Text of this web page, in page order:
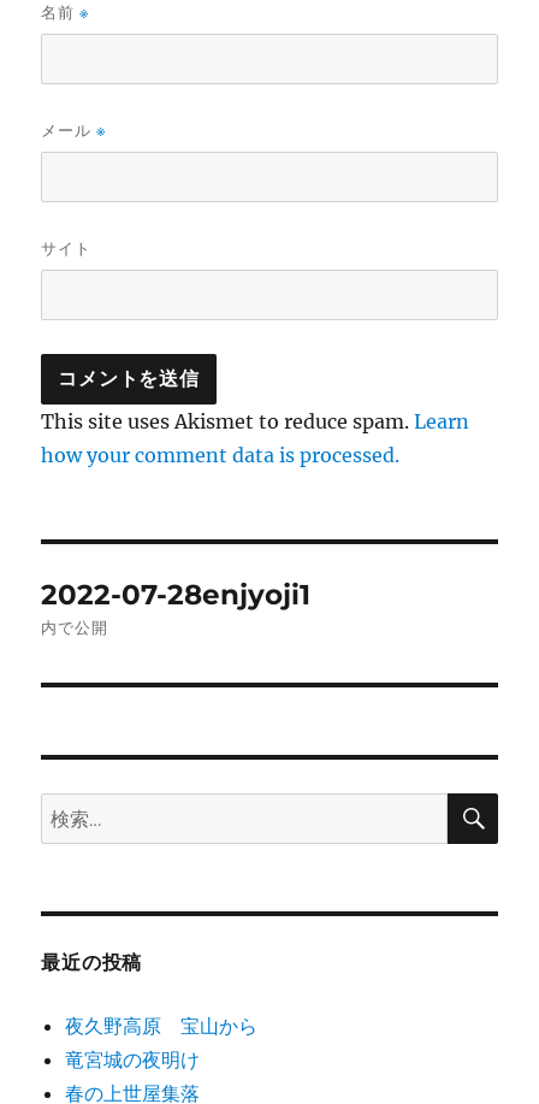
名前※
メール※
サイト
This site uses Akismet to reduce spam.Learn
how your comment data is processed.
稿
ゲ
ー
ョ
ン
2022-07-28enjyoji1
内で公開
検
索:
検
最近の投稿
夜久野高原 宝山から
竜宮城の夜明け
春の上世屋集落